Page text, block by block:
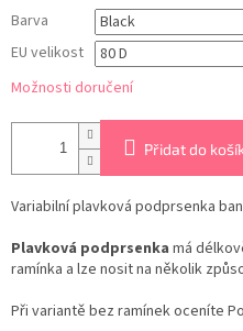
Barva
EU velikost
Možnosti doručení
Přidat do
Variabilní plavková podprsenka
Plavková podprsenka má
ramínka a lze nosit na několik
Při variantě bez ramínek oceníte